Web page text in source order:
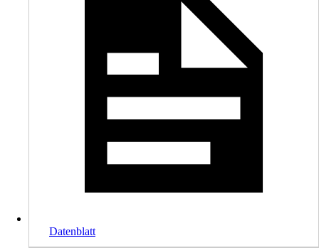
Datenblatt